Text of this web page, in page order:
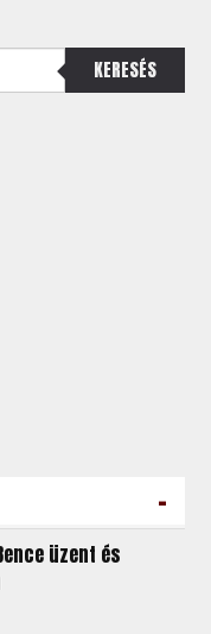
KERESÉS
-
üzent és